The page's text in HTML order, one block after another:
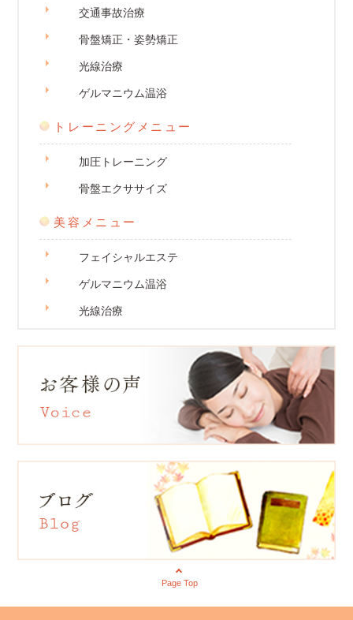
交通事故治療
骨盤矯正・姿勢矯正
光線治療
ゲルマニウム温浴
トレーニングメニュー
加圧トレーニング
骨盤エクササイズ
美容メニュー
フェイシャルエステ
ゲルマニウム温浴
光線治療
Page Top